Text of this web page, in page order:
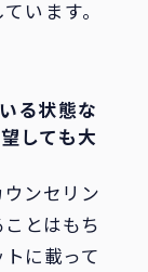
います。
る状態な
しても大
ンセリン
とはもち
に載って